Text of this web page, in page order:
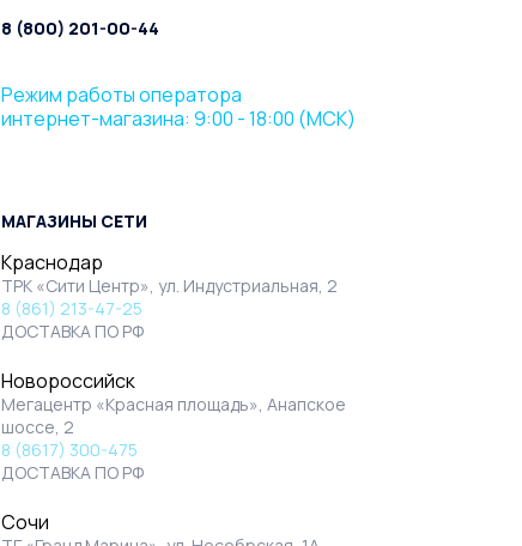
8 (800) 201-00-44
Режим работы оператора
интернет-магазина: 9:00 - 18:00 (МСК)
МАГАЗИНЫ СЕТИ
Краснодар
ТРК «Сити Центр», ул. Индустриальная, 2
8 (861) 213-47-25
ДОСТАВКА ПО РФ
Новороссийск
Мегацентр «Красная площадь», Анапское
шоссе, 2
8 (8617) 300-475
ДОСТАВКА ПО РФ
Сочи